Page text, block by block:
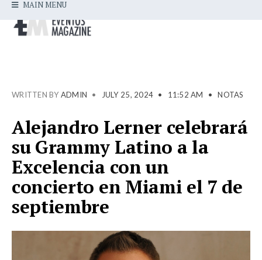
MAIN MENU
WRITTEN BY ADMIN • JULY 25, 2024 • 11:52 AM • NOTAS
Alejandro Lerner celebrará
su Grammy Latino a la
Excelencia con un
concierto en Miami el 7 de
septiembre